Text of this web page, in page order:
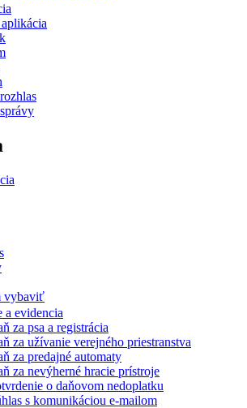
vybaviť
a evidencia
za psa a registrácia
za užívanie verejného priestranstva
za predajné automaty
za nevýherné hracie prístroje
o daňovom nedoplatku
s komunikáciou e-mailom